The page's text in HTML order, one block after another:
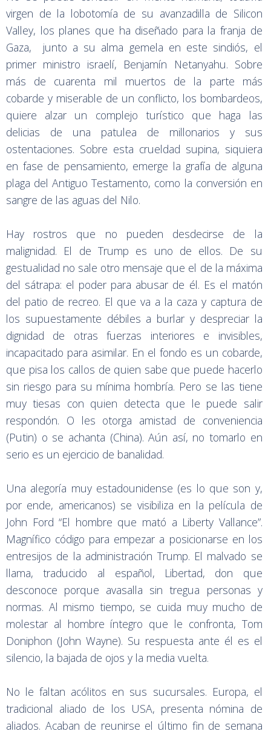
virgen de la lobotomía de su avanzadilla de Silicon
Valley, los planes que ha diseñado para la franja de
Gaza, junto a su alma gemela en este sindiós, el
primer ministro israelí, Benjamín Netanyahu. Sobre
más de cuarenta mil muertos de la parte más
cobarde y miserable de un conflicto, los bombardeos,
quiere alzar un complejo turístico que haga las
delicias de una patulea de millonarios y sus
ostentaciones. Sobre esta crueldad supina, siquiera
en fase de pensamiento, emerge la grafía de alguna
plaga del Antiguo Testamento, como la conversión en
sangre de las aguas del Nilo.
Hay rostros que no pueden desdecirse de la
malignidad. El de Trump es uno de ellos. De su
gestualidad no sale otro mensaje que el de la máxima
del sátrapa: el poder para abusar de él. Es el matón
del patio de recreo. El que va a la caza y captura de
los supuestamente débiles a burlar y despreciar la
dignidad de otras fuerzas interiores e invisibles,
incapacitado para asimilar. En el fondo es un cobarde,
que pisa los callos de quien sabe que puede hacerlo
sin riesgo para su mínima hombría. Pero se las tiene
muy tiesas con quien detecta que le puede salir
respondón. O les otorga amistad de conveniencia
(Putin) o se achanta (China). Aún así, no tomarlo en
serio es un ejercicio de banalidad.
Una alegoría muy estadounidense (es lo que son y,
por ende, americanos) se visibiliza en la película de
John Ford “El hombre que mató a Liberty Vallance”.
Magnífico código para empezar a posicionarse en los
entresijos de la administración Trump. El malvado se
llama, traducido al español, Libertad, don que
desconoce porque avasalla sin tregua personas y
normas. Al mismo tiempo, se cuida muy mucho de
molestar al hombre íntegro que le confronta, Tom
Doniphon (John Wayne). Su respuesta ante él es el
silencio, la bajada de ojos y la media vuelta.
No le faltan acólitos en sus sucursales. Europa, el
tradicional aliado de los USA, presenta nómina de
aliados. Acaban de reunirse el último fin de semana